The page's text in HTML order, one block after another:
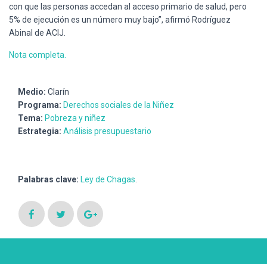
con que las personas accedan al acceso primario de salud, pero
5% de ejecución es un número muy bajo”, afirmó Rodríguez
Abinal de ACIJ.
Nota completa.
Medio: Clarín
Programa: Derechos sociales de la Niñez
Tema: Pobreza y niñez
Estrategia: Análisis presupuestario
Palabras clave: Ley de Chagas